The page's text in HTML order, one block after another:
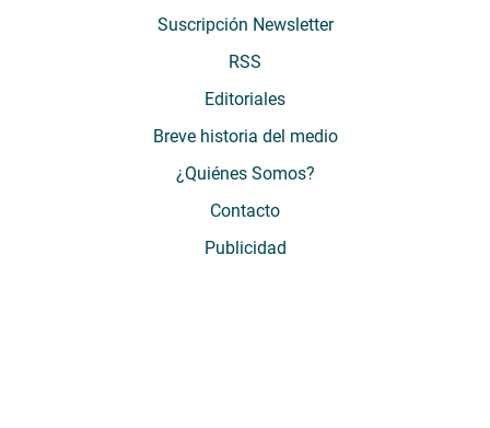
Suscripción Newsletter
RSS
Editoriales
Breve historia del medio
¿Quiénes Somos?
Contacto
Publicidad